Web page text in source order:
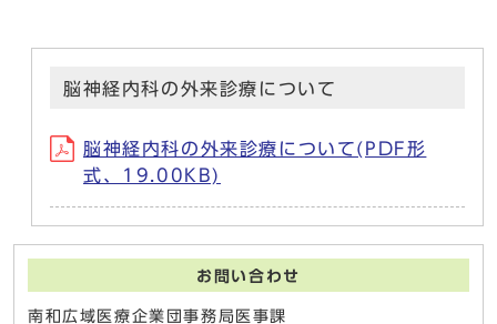
脳神経内科の外来診療について
脳神経内科の外来診療について(PDF形
式、19.00KB)
お問い合わせ
南和広域医療企業団事務局医事課